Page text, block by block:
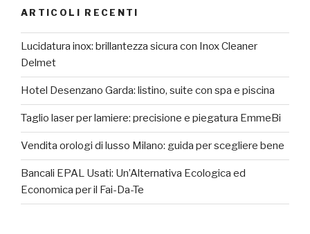
ARTICOLI RECENTI
Lucidatura inox: brillantezza sicura con Inox Cleaner
Delmet
Hotel Desenzano Garda: listino, suite con spa e piscina
Taglio laser per lamiere: precisione e piegatura EmmeBi
Vendita orologi di lusso Milano: guida per scegliere bene
Bancali EPAL Usati: Un’Alternativa Ecologica ed
Economica per il Fai-Da-Te